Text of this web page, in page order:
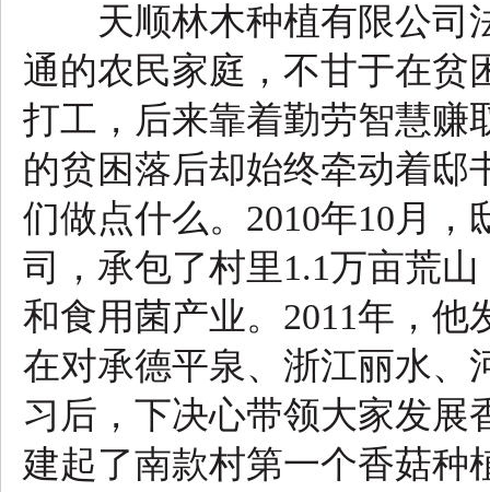
天顺林木种植有限公司
通的农民家庭，不甘于在贫
打工，后来靠着勤劳智慧赚
的贫困落后却始终牵动着邸
们做点什么。2010年10月
司，承包了村里1.1万亩荒
和食用菌产业。2011年，
在对承德平泉、浙江丽水、
习后，下决心带领大家发展
建起了南款村第一个香菇种